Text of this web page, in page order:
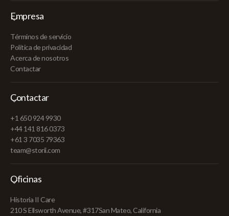
Empresa
Términos de servicio
Política de privacidad
Acerca de nosotros
Contactar
Contactar
+1 650 924 9930
+44 141 816 0373
+61 3 7035 79363
team@storii.com
Oficinas
Historia II Care
210 S Ellsworth Avenue, #317San Mateo, California